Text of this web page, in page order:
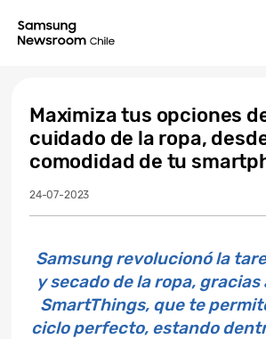
Maximiza tus opciones
cuidado de la ropa,
comodidad de tu
24-07-2023
Samsung revolucionó la
y secado de la ropa, gracias
SmartThings, que te
ciclo perfecto, estando